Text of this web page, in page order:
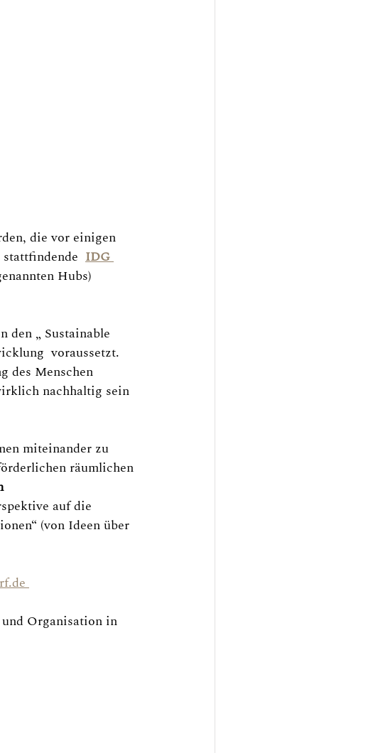
die vor einigen
IDG
Hubs)
den „ Sustainable
voraussetzt.
des Menschen
nachhaltig sein
miteinander zu
räumlichen
auf die
(von Ideen über
Organisation in